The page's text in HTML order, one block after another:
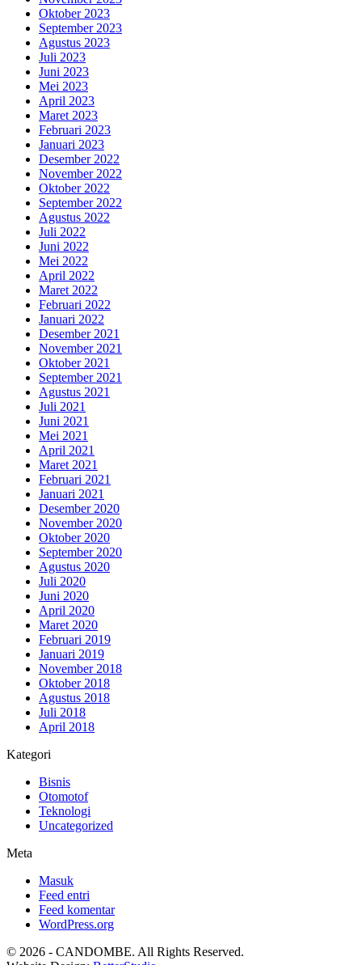
Oktober 2023
September 2023
Agustus 2023
Juli 2023
Juni 2023
Mei 2023
April 2023
Maret 2023
Februari 2023
Januari 2023
Desember 2022
November 2022
Oktober 2022
September 2022
Agustus 2022
Juli 2022
Juni 2022
Mei 2022
April 2022
Maret 2022
Februari 2022
Januari 2022
Desember 2021
November 2021
Oktober 2021
September 2021
Agustus 2021
Juli 2021
Juni 2021
Mei 2021
April 2021
Maret 2021
Februari 2021
Januari 2021
Desember 2020
November 2020
Oktober 2020
September 2020
Agustus 2020
Juli 2020
Juni 2020
April 2020
Maret 2020
Februari 2019
Januari 2019
November 2018
Oktober 2018
Agustus 2018
Juli 2018
April 2018
Kategori
Bisnis
Otomotof
Teknologi
Uncategorized
Meta
Masuk
Feed entri
Feed komentar
WordPress.org
© 2026 - CANDOMBE. All Rights Reserved.